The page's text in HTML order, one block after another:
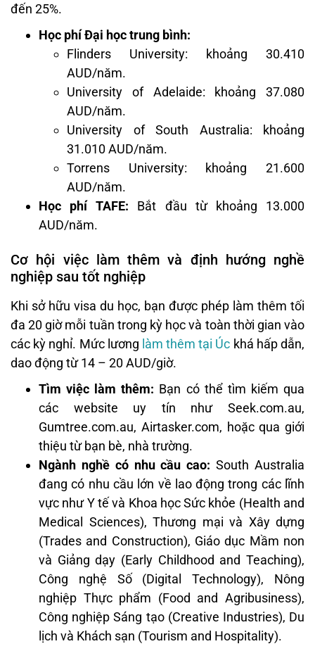
đến 25%.
Học phí Đại học trung bình:
Flinders University: khoảng 30.410
AUD/năm.
University of Adelaide: khoảng 37.080
AUD/năm.
University of South Australia: khoảng
31.010 AUD/năm.
Torrens University: khoảng 21.600
AUD/năm.
Học phí TAFE: Bắt đầu từ khoảng 13.000
AUD/năm.
Cơ hội việc làm thêm và định hướng nghề
nghiệp sau tốt nghiệp
Khi sở hữu visa du học, bạn được phép làm thêm tối
đa 20 giờ mỗi tuần trong kỳ học và toàn thời gian vào
các kỳ nghỉ. Mức lương làm thêm tại Úc khá hấp dẫn,
dao động từ 14 – 20 AUD/giờ.
Tìm việc làm thêm: Bạn có thể tìm kiếm qua
các website uy tín như Seek.com.au,
Gumtree.com.au, Airtasker.com, hoặc qua giới
thiệu từ bạn bè, nhà trường.
Ngành nghề có nhu cầu cao: South Australia
đang có nhu cầu lớn về lao động trong các lĩnh
vực như Y tế và Khoa học Sức khỏe (Health and
Medical Sciences), Thương mại và Xây dựng
(Trades and Construction), Giáo dục Mầm non
và Giảng dạy (Early Childhood and Teaching),
Công nghệ Số (Digital Technology), Nông
nghiệp Thực phẩm (Food and Agribusiness),
Công nghiệp Sáng tạo (Creative Industries), Du
lịch và Khách sạn (Tourism and Hospitality).